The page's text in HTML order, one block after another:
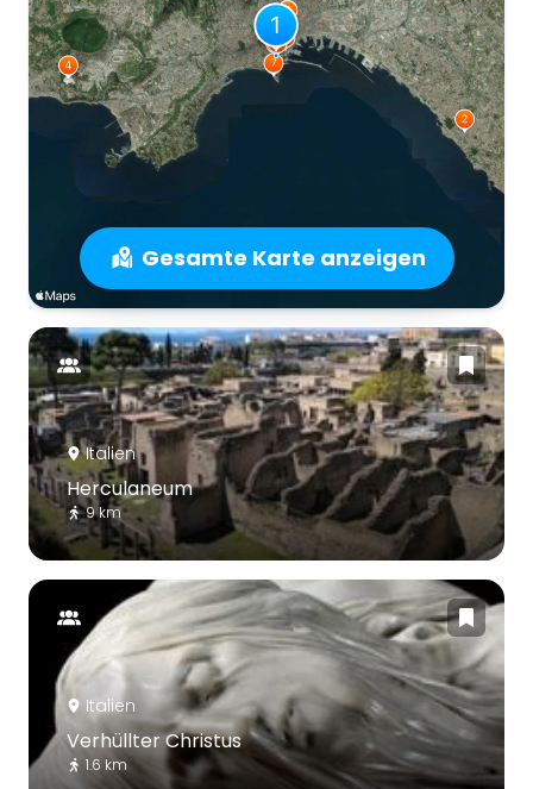
Gesamte Karte anzeigen
Italien
Herculaneum
9 km
Italien
Verhüllter Christus
1.6 km